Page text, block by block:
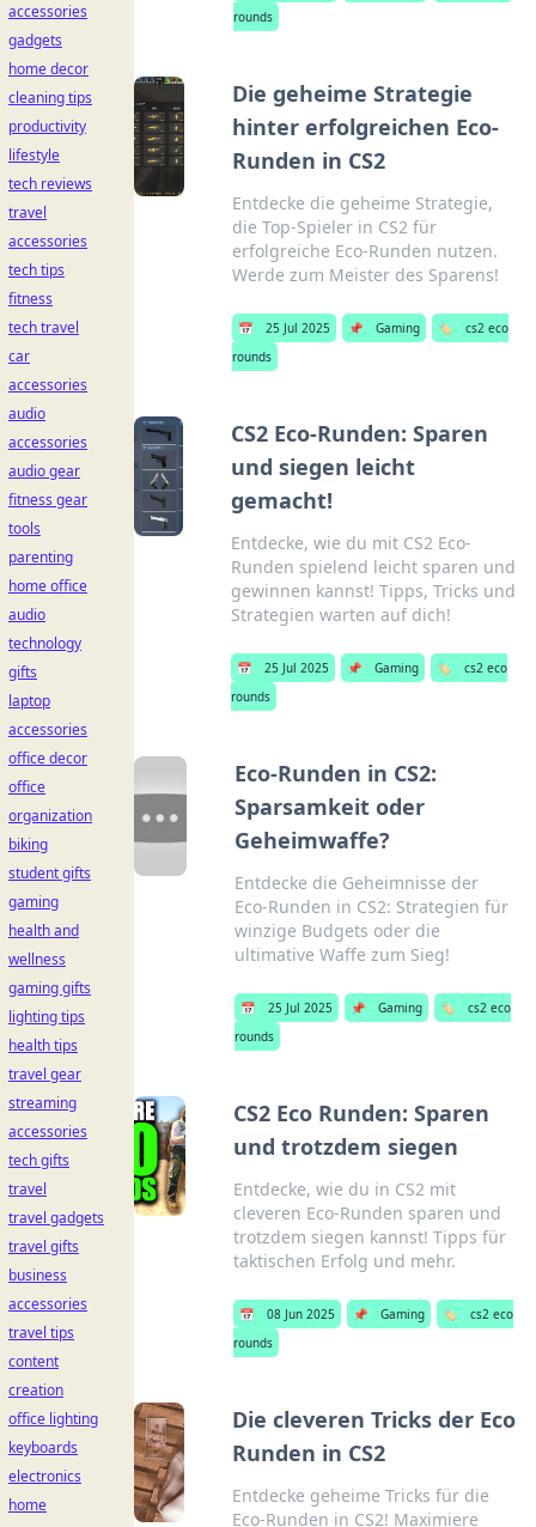
rounds
Die geheime Strategie
hinter erfolgreichen Eco-
Runden in CS2
Entdecke die geheime Strategie,
die Top-Spieler in CS2 für
erfolgreiche Eco-Runden nutzen.
Werde zum Meister des Sparens!
📅 25 Jul 2025 📌 Gaming 🏷️
cs2 eco
rounds
CS2 Eco-Runden: Sparen
und siegen leicht
gemacht!
Entdecke, wie du mit CS2 Eco-
Runden spielend leicht sparen und
gewinnen kannst! Tipps, Tricks und
Strategien warten auf dich!
📅 25 Jul 2025 📌 Gaming 🏷️
cs2 eco
rounds
Eco-Runden in CS2:
Sparsamkeit oder
Geheimwaffe?
Entdecke die Geheimnisse der
Eco-Runden in CS2: Strategien für
winzige Budgets oder die
ultimative Waffe zum Sieg!
📅 25 Jul 2025 📌 Gaming 🏷️
cs2 eco
rounds
CS2 Eco Runden: Sparen
und trotzdem siegen
Entdecke, wie du in CS2 mit
cleveren Eco-Runden sparen und
trotzdem siegen kannst! Tipps für
taktischen Erfolg und mehr.
📅 08 Jun 2025 📌 Gaming 🏷️
cs2 eco
rounds
Die cleveren Tricks der Eco
Runden in CS2
Entdecke geheime Tricks für die
Eco-Runden in CS2! Maximiere
accessories
gadgets
home decor
cleaning tips
productivity
lifestyle
tech reviews
travel
accessories
tech tips
fitness
tech travel
car
accessories
audio
accessories
audio gear
fitness gear
tools
parenting
home office
audio
technology
gifts
laptop
accessories
office decor
office
organization
biking
student gifts
gaming
health and
wellness
gaming gifts
lighting tips
health tips
travel gear
streaming
accessories
tech gifts
travel
travel gadgets
travel gifts
business
accessories
travel tips
content
creation
office lighting
keyboards
electronics
home